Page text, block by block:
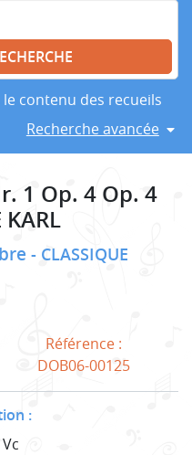
contenu des recueils
Recherche avancée
1 Op. 4 Op. 4
KARL
CLASSIQUE
Référence :
DOB06-00125
: